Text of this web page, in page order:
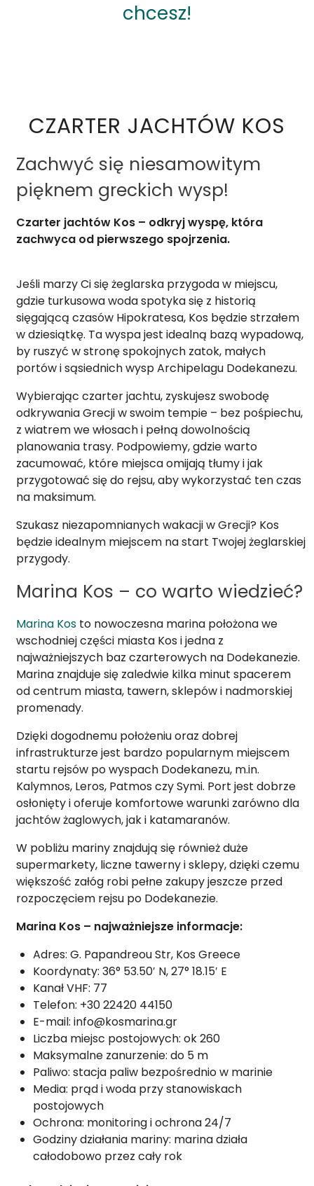
chcesz!
CZARTER JACHTÓW KOS
Zachwyć się niesamowitym
pięknem greckich wysp!
Czarter jachtów Kos – odkryj wyspę, która
zachwyca od pierwszego spojrzenia.
Jeśli marzy Ci się żeglarska przygoda w miejscu,
gdzie turkusowa woda spotyka się z historią
sięgającą czasów Hipokratesa, Kos będzie strzałem
w dziesiątkę. Ta wyspa jest idealną bazą wypadową,
by ruszyć w stronę spokojnych zatok, małych
portów i sąsiednich wysp Archipelagu Dodekanezu.
Wybierając czarter jachtu, zyskujesz swobodę
odkrywania Grecji w swoim tempie – bez pośpiechu,
z wiatrem we włosach i pełną dowolnością
planowania trasy. Podpowiemy, gdzie warto
zacumować, które miejsca omijają tłumy i jak
przygotować się do rejsu, aby wykorzystać ten czas
na maksimum.
Szukasz niezapomnianych wakacji w Grecji? Kos
będzie idealnym miejscem na start Twojej żeglarskiej
przygody.
Marina Kos – co warto wiedzieć?
Marina Kosto nowoczesna marina położona we
wschodniej części miasta Kos i jedna z
najważniejszych baz czarterowych na Dodekanezie.
Marina znajduje się zaledwie kilka minut spacerem
od centrum miasta, tawern, sklepów i nadmorskiej
promenady.
Dzięki dogodnemu położeniu oraz dobrej
infrastrukturze jest bardzo popularnym miejscem
startu rejsów po wyspach Dodekanezu, m.in.
Kalymnos, Leros, Patmos czy Symi. Port jest dobrze
osłonięty i oferuje komfortowe warunki zarówno dla
jachtów żaglowych, jak i katamaranów.
W pobliżu mariny znajdują się również duże
supermarkety, liczne tawerny i sklepy, dzięki czemu
większość załóg robi pełne zakupy jeszcze przed
rozpoczęciem rejsu po Dodekanezie.
Marina Kos – najważniejsze informacje:
Adres: G. Papandreou Str, Kos Greece
Koordynaty: 36° 53.50′ N, 27° 18.15′ E
Kanał VHF: 77
Telefon: +30 22420 44150
E-mail: info@kosmarina.gr
Liczba miejsc postojowych: ok 260
Maksymalne zanurzenie: do 5 m
Paliwo: stacja paliw bezpośrednio w marinie
Media: prąd i woda przy stanowiskach
postojowych
Ochrona: monitoring i ochrona 24/7
Godziny działania mariny: marina działa
całodobowo przez cały rok